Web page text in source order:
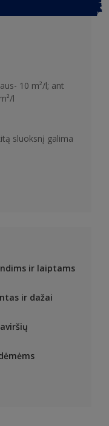
10 m²/l; ant
l
sluoksnį galima
ir laiptams
ir dažai